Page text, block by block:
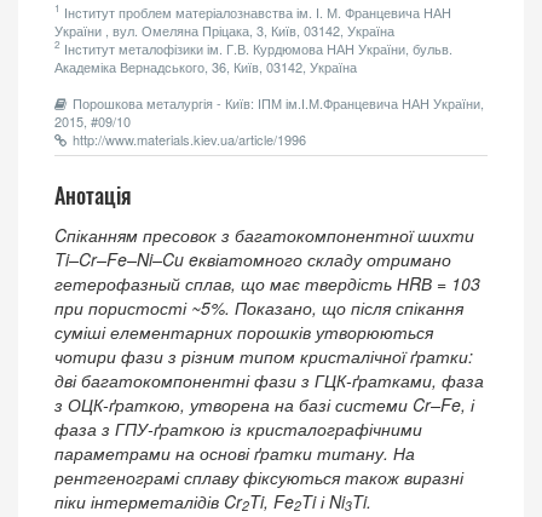
1 Інститут проблем матеріалознавства ім. І. М. Францевича НАН
України , вул. Омеляна Пріцака, 3, Київ, 03142, Україна
2 Інститут металофізики ім. Г.В. Курдюмова НАН України, бульв.
Академіка Вернадського, 36, Київ, 03142, Україна
Порошкова металургія - Київ: ІПМ ім.І.М.Францевича НАН України,
2015, #09/10
http://www.materials.kiev.ua/article/1996
Анотація
Cпіканням пресовок з багатокомпонентної шихти
Ti–Cr–Fe–Ni–Cu eквіатомного складу отримано
гетерофазный сплав, що має твердість НRВ = 103
при пористості ~5%. Показано, що після спікання
суміші елементарних порошків утворюються
чотири фази з різним типом кристалічної ґратки:
дві багатокомпонентні фази з ГЦК-ґратками, фаза
з ОЦК-ґраткою, утворена на базі системи Cr–Fe, і
фаза з ГПУ-ґраткою із кристалографічними
параметрами на основі ґратки титану. На
рентгенограмі сплаву фіксуються також виразні
піки інтерметалідів Cr2Ti, Fe2Ti і Ni3Ti.